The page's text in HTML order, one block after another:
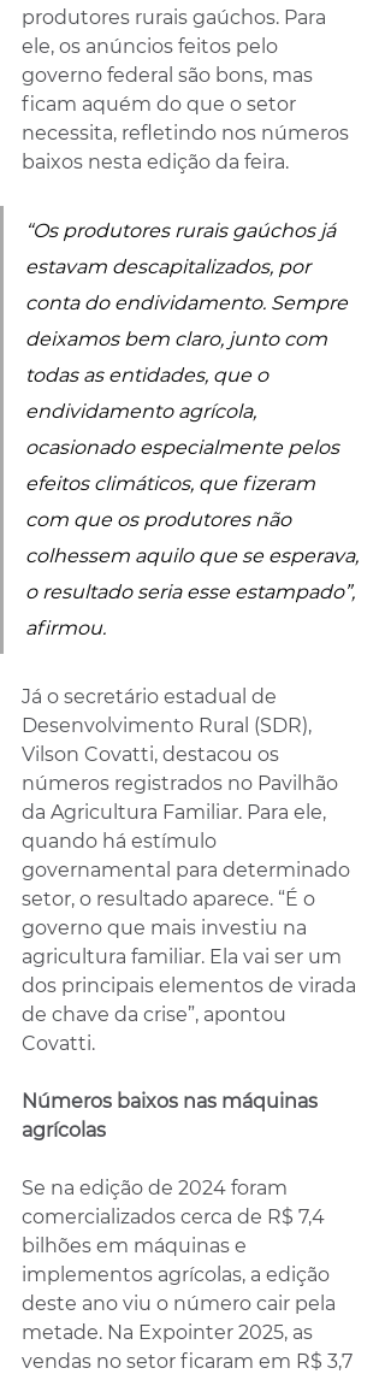
produtores rurais gaúchos. Para
ele, os anúncios feitos pelo
governo federal são bons, mas
ficam aquém do que o setor
necessita, refletindo nos números
baixos nesta edição da feira.
“Os produtores rurais gaúchos já
estavam descapitalizados, por
conta do endividamento. Sempre
deixamos bem claro, junto com
todas as entidades, que o
endividamento agrícola,
ocasionado especialmente pelos
efeitos climáticos, que fizeram
com que os produtores não
colhessem aquilo que se esperava,
o resultado seria esse estampado”,
afirmou.
Já o secretário estadual de
Desenvolvimento Rural (SDR),
Vilson Covatti, destacou os
números registrados no Pavilhão
da Agricultura Familiar. Para ele,
quando há estímulo
governamental para determinado
setor, o resultado aparece. “É o
governo que mais investiu na
agricultura familiar. Ela vai ser um
dos principais elementos de virada
de chave da crise”, apontou
Covatti.
Números baixos nas máquinas
agrícolas
Se na edição de 2024 foram
comercializados cerca de R$ 7,4
bilhões em máquinas e
implementos agrícolas, a edição
deste ano viu o número cair pela
metade. Na Expointer 2025, as
vendas no setor ficaram em R$ 3,7